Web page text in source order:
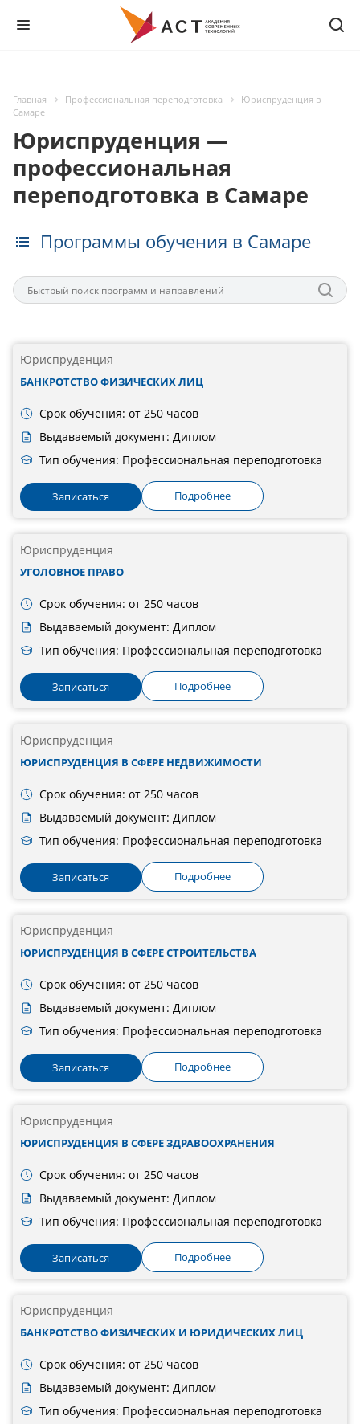
Главная Профессиональная переподготовка
Юриспруденция в
Самаре
Юриспруденция —
профессиональная
переподготовка в Самаре
Программы обучения в Самаре
Юриспруденция
БАНКРОТСТВО ФИЗИЧЕСКИХ ЛИЦ
Срок обучения: от 250 часов
Выдаваемый документ: Диплом
Тип обучения: Профессиональная переподготовка
Записаться Подробнее
Юриспруденция
УГОЛОВНОЕ ПРАВО
Срок обучения: от 250 часов
Выдаваемый документ: Диплом
Тип обучения: Профессиональная переподготовка
Записаться Подробнее
Юриспруденция
ЮРИСПРУДЕНЦИЯ В СФЕРЕ НЕДВИЖИМОСТИ
Срок обучения: от 250 часов
Выдаваемый документ: Диплом
Тип обучения: Профессиональная переподготовка
Записаться Подробнее
Юриспруденция
ЮРИСПРУДЕНЦИЯ В СФЕРЕ СТРОИТЕЛЬСТВА
Срок обучения: от 250 часов
Выдаваемый документ: Диплом
Тип обучения: Профессиональная переподготовка
Записаться Подробнее
Юриспруденция
ЮРИСПРУДЕНЦИЯ В СФЕРЕ ЗДРАВООХРАНЕНИЯ
Срок обучения: от 250 часов
Выдаваемый документ: Диплом
Тип обучения: Профессиональная переподготовка
Записаться Подробнее
Юриспруденция
БАНКРОТСТВО ФИЗИЧЕСКИХ И ЮРИДИЧЕСКИХ ЛИЦ
Срок обучения: от 250 часов
Выдаваемый документ: Диплом
Тип обучения: Профессиональная переподготовка